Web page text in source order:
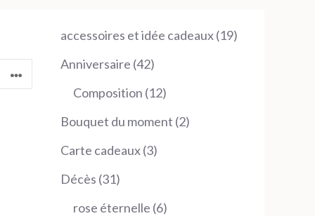
accessoires et idée cadeaux 1919
Anniversaire 4242
produits
Composition 1212
produits
Bouquet du moment 22
Carte cadeaux 33
Décès 3131
produits
rose éternelle 66